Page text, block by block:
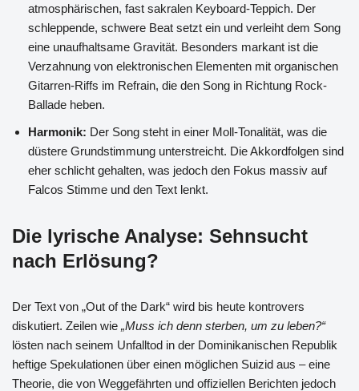
atmosphärischen, fast sakralen Keyboard-Teppich. Der
schleppende, schwere Beat setzt ein und verleiht dem Song
eine unaufhaltsame Gravität. Besonders markant ist die
Verzahnung von elektronischen Elementen mit organischen
Gitarren-Riffs im Refrain, die den Song in Richtung Rock-
Ballade heben.
Harmonik: Der Song steht in einer Moll-Tonalität, was die
düstere Grundstimmung unterstreicht. Die Akkordfolgen sind
eher schlicht gehalten, was jedoch den Fokus massiv auf
Falcos Stimme und den Text lenkt.
Die lyrische Analyse: Sehnsucht
nach Erlösung?
Der Text von „Out of the Dark“ wird bis heute kontrovers
diskutiert. Zeilen wie „Muss ich denn sterben, um zu leben?“
lösten nach seinem Unfalltod in der Dominikanischen Republik
heftige Spekulationen über einen möglichen Suizid aus – eine
Theorie, die von Weggefährten und offiziellen Berichten jedoch